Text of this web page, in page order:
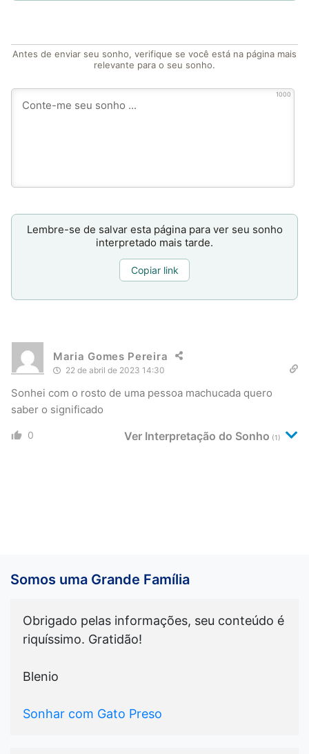
Antes de enviar seu sonho, verifique se você está na página mais
relevante para o seu sonho.
1000
Lembre-se de salvar esta página para ver seu sonho
interpretado mais tarde.
Copiar link
Maria Gomes Pereira
22 de abril de 2023 14:30
Sonhei com o rosto de uma pessoa machucada quero
saber o significado
0 Ver Interpretação do Sonho (1)
Somos uma Grande Família
Obrigado pelas informações, seu conteúdo é
riquíssimo. Gratidão!
Blenio
Sonhar com Gato Preso